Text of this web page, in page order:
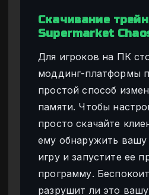
Скачивание
Supermarket
Для игроков на ПК
моддинг-платформы
простой способ
памяти. Чтобы
просто скачайте
ему обнаружить
игру и запустите ее
программу.
разрушит ли это